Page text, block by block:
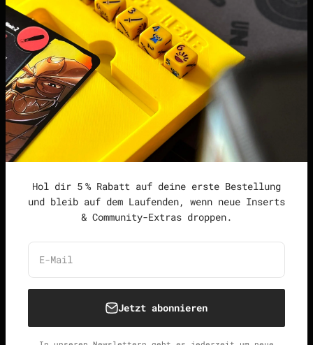
Hol dir 5 % Rabatt auf deine erste Bestellung
und bleib auf dem Laufenden, wenn neue Inserts
& Community-Extras droppen.
E-Mail
Jetzt abonnieren
Podcast
Impressum
Datenschutzerklärung
Widerrufsrecht &
Widerrufsformular
Allgemeine
Geschäftsbedingungen
Deutschland (EUR €) Deutsch